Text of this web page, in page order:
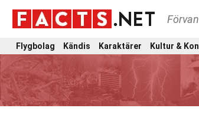
Flygbolag Kändis Karaktärer Kultur &